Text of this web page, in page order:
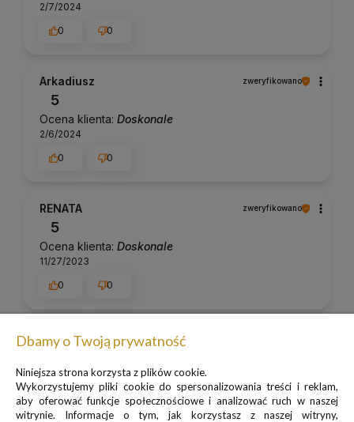
2/7/2024
0
0
Arkadiusz zweryfikowano
5
Ocena klienta: Doskonale
2/6/2024
0
0
RENATA zweryfikowano
5
Ocena klienta: Doskonale
11/27/2023
0
0
Remigiusz
Ocena klienta:Doskonale
10/26/2023
0
Dbamy o Twoją prywatność
Niniejsza strona korzysta z plików cookie.
Wykorzystujemy pliki cookie do spersonalizowania treści i reklam,
aby oferować funkcje społecznościowe i analizować ruch w naszej
witrynie. Informacje o tym, jak korzystasz z naszej witryny,